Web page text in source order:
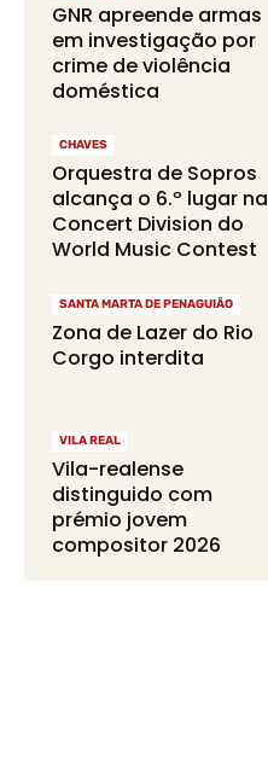
GNR apreende armas
em investigação por
crime de violência
doméstica
CHAVES
Orquestra de Sopros
alcança o 6.º lugar na
Concert Division do
World Music Contest
SANTA MARTA DE PENAGUIÃO
Zona de Lazer do Rio
Corgo interdita
VILA REAL
Vila-realense
distinguido com
prémio jovem
compositor 2026